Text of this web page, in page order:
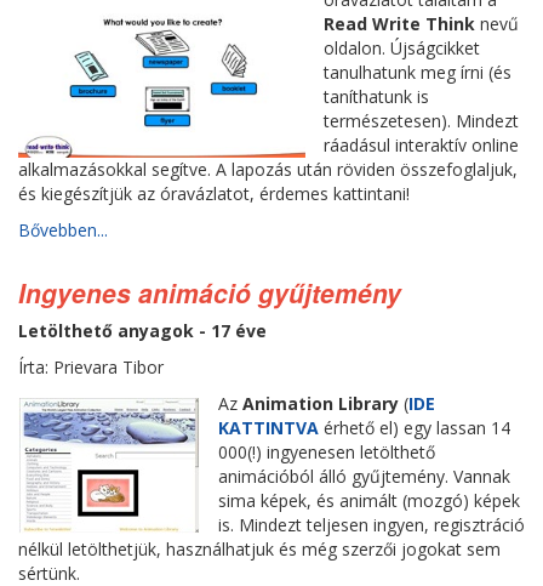
Read Write Thinknevű
oldalon. Újságcikket
tanulhatunk meg írni (és
taníthatunk is
természetesen). Mindezt
ráadásul interaktív online
alkalmazásokkal segítve. A lapozás után röviden összefoglaljuk,
és kiegészítjük az óravázlatot, érdemes kattintani!
Bővebben...
Ingyenes animáció gyűjtemény
Letölthető anyagok - 17 éve
Írta: Prievara Tibor
Az Animation Library (IDE
KATTINTVA érhető el) egy lassan 14
000(!) ingyenesen letölthető
animációból álló gyűjtemény. Vannak
sima képek, és animált (mozgó) képek
is. Mindezt teljesen ingyen, regisztráció
nélkül letölthetjük, használhatjuk és még szerzői jogokat sem
sértünk.